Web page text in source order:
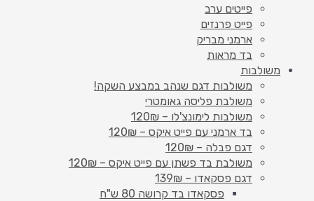
פייטים ערב
פייט פרנזים
ארמני מבריק
בד מראות
משולבות
משולבות דגם שנהב במבצע השקה!
משולבת פליסה גאומטרי
משולבות לימונצ'לו – 120₪
בד ארמני עם פייט איקס – 120₪
דגם פבלה – 120₪
משולבת בד פשתן עם פייט איקס – 120₪
דגם פסקאדו – 139₪
פסקאדו בד קרושה 80 ש"ח